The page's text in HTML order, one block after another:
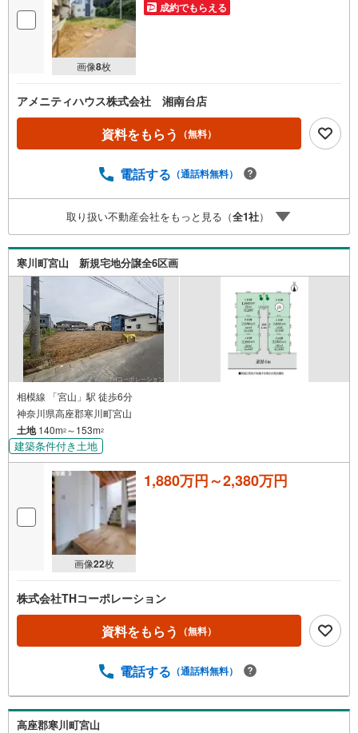
画像8枚
成約でもらえる
アメニティハウス株式会社 湘南台店
資料をもらう （無料）
電話する （通話料無料）
取り扱い不動産会社をもっと見る（全1社）
寒川町宮山 新規宅地分譲全6区画
相模線 「宮山」駅 徒歩6分
神奈川県高座郡寒川町宮山
土地140m2 ～153m2
建築条件付き土地
画像22枚
1,880万円～2,380万円
株式会社THコーポレーション
資料をもらう （無料）
電話する （通話料無料）
高座郡寒川町宮山